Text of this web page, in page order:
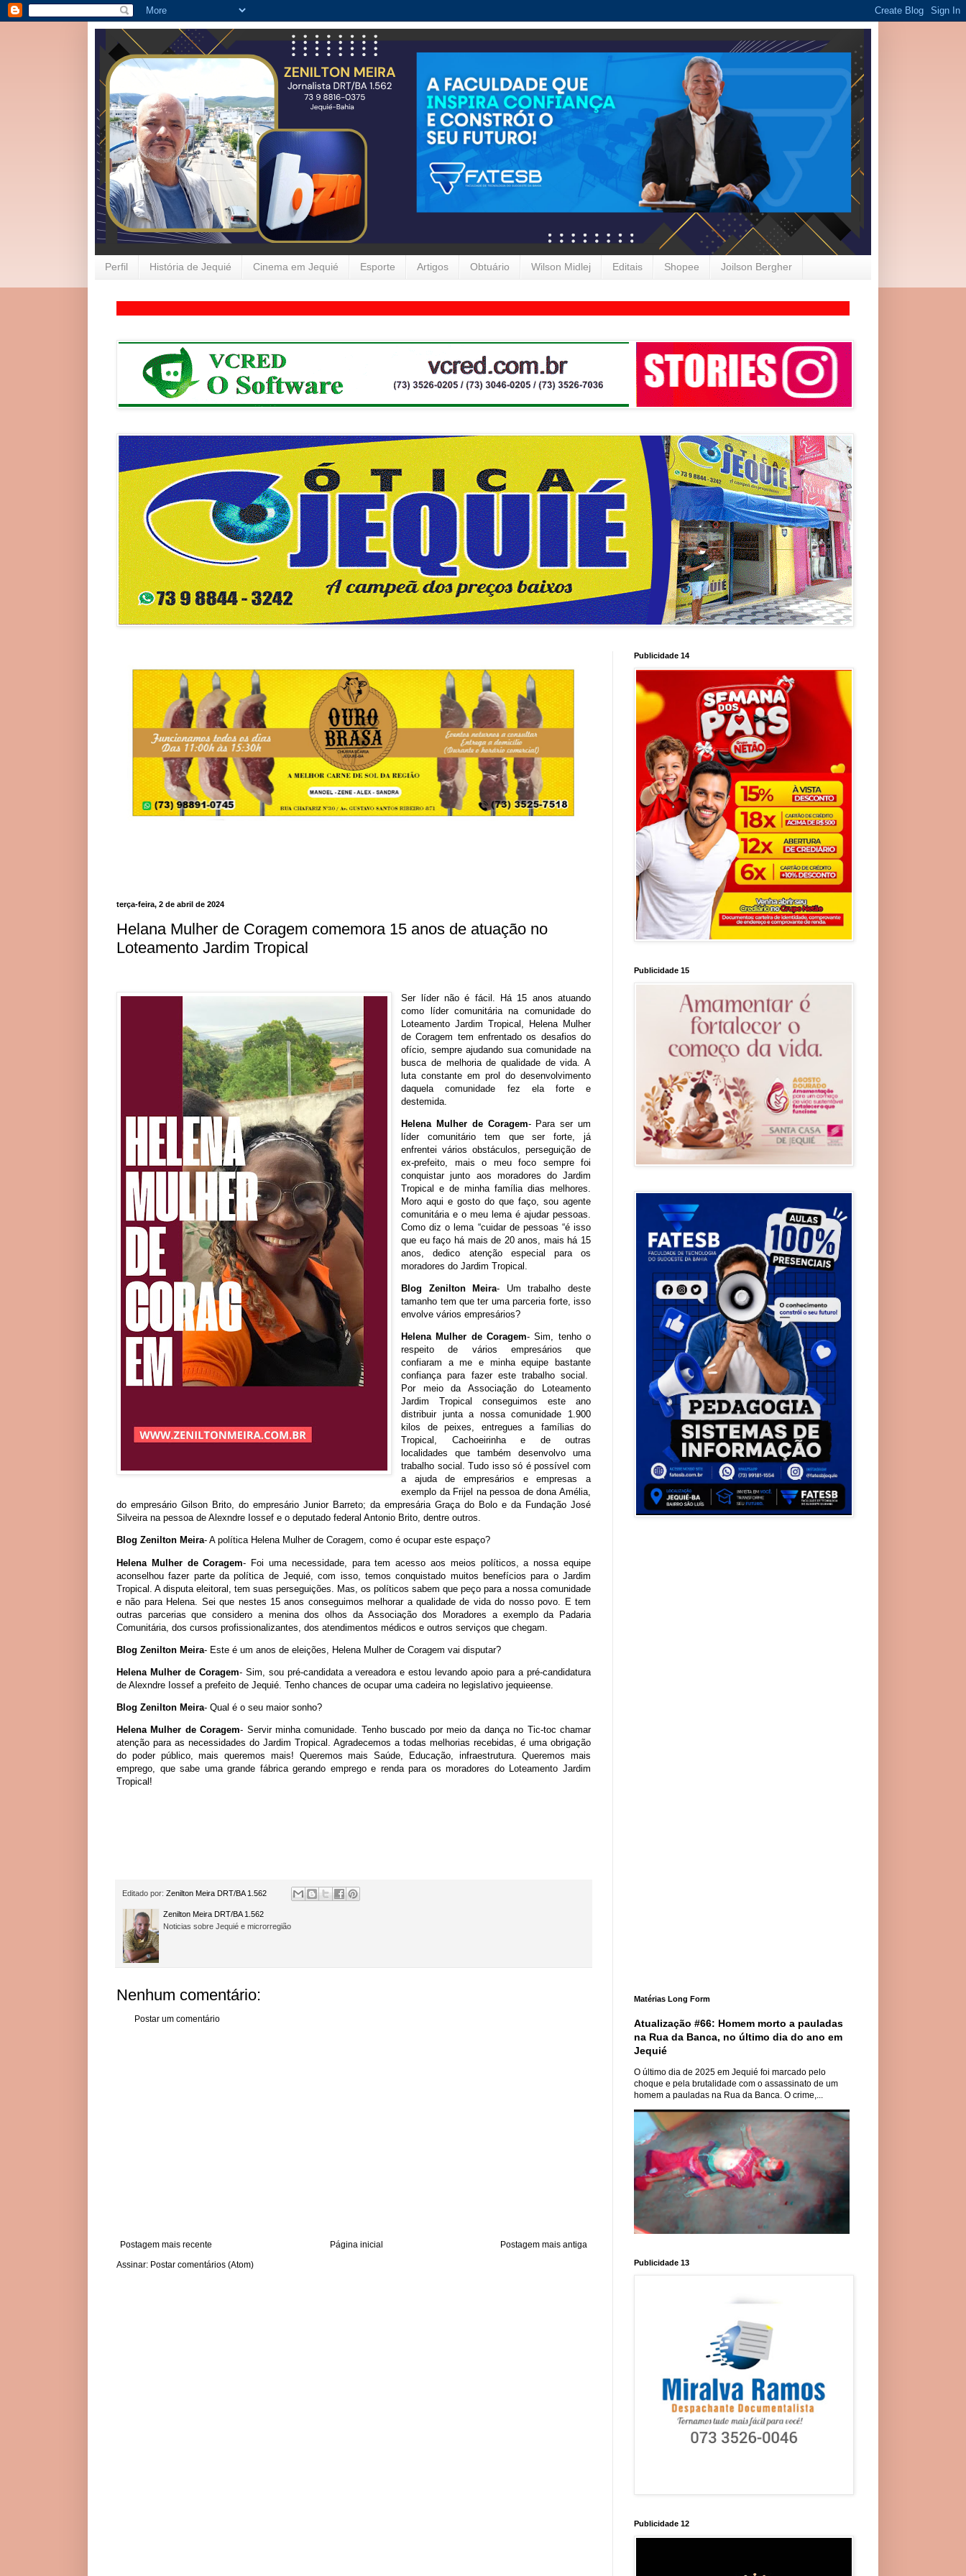
Perfil História de Jequié Cinema em Jequié Esporte Artigos Obtuário Wilson Midlej Editais Shopee Joilson Bergher
terça-feira, 2 de abril de 2024
Helana Mulher de Coragem comemora 15 anos de atuação no
Loteamento Jardim Tropical
Ser líder não é fácil. Há 15 anos atuando
como líder comunitária na comunidade do
Loteamento Jardim Tropical, Helena Mulher
de Coragem tem enfrentado os desafios do
ofício, sempre ajudando sua comunidade na
busca de melhoria de qualidade de vida. A
luta constante em prol do desenvolvimento
daquela comunidade fez ela forte e
destemida.
Helena Mulher de Coragem- Para ser um
líder comunitário tem que ser forte, já
enfrentei vários obstáculos, perseguição de
ex-prefeito, mais o meu foco sempre foi
conquistar junto aos moradores do Jardim
Tropical e de minha família dias melhores.
Moro aqui e gosto do que faço, sou agente
comunitária e o meu lema é ajudar pessoas.
Como diz o lema “cuidar de pessoas “é isso
que eu faço há mais de 20 anos, mais há 15
anos, dedico atenção especial para os
moradores do Jardim Tropical.
Blog Zenilton Meira- Um trabalho deste
tamanho tem que ter uma parceria forte, isso
envolve vários empresários?
Helena Mulher de Coragem- Sim, tenho o
respeito de vários empresários que
confiaram a me e minha equipe bastante
confiança para fazer este trabalho social.
Por meio da Associação do Loteamento
Jardim Tropical conseguimos este ano
distribuir junta a nossa comunidade 1.900
kilos de peixes, entregues a famílias do
Tropical, Cachoeirinha e de outras
localidades que também desenvolvo uma
trabalho social. Tudo isso só é possível com
a ajuda de empresários e empresas a
exemplo da Frijel na pessoa de dona Amélia,
do empresário Gilson Brito, do empresário Junior Barreto; da empresária Graça do Bolo e da Fundação José
Silveira na pessoa de Alexndre Iossef e o deputado federal Antonio Brito, dentre outros.
Blog Zenilton Meira- A política Helena Mulher de Coragem, como é ocupar este espaço?
Helena Mulher de Coragem- Foi uma necessidade, para tem acesso aos meios políticos, a nossa equipe
aconselhou fazer parte da política de Jequié, com isso, temos conquistado muitos benefícios para o Jardim
Tropical. A disputa eleitoral, tem suas perseguições. Mas, os políticos sabem que peço para a nossa comunidade
e não para Helena. Sei que nestes 15 anos conseguimos melhorar a qualidade de vida do nosso povo. E tem
outras parcerias que considero a menina dos olhos da Associação dos Moradores a exemplo da Padaria
Comunitária, dos cursos profissionalizantes, dos atendimentos médicos e outros serviços que chegam.
Blog Zenilton Meira- Este é um anos de eleições, Helena Mulher de Coragem vai disputar?
Helena Mulher de Coragem- Sim, sou pré-candidata a vereadora e estou levando apoio para a pré-candidatura
de Alexndre Iossef a prefeito de Jequié. Tenho chances de ocupar uma cadeira no legislativo jequieense.
Blog Zenilton Meira- Qual é o seu maior sonho?
Helena Mulher de Coragem- Servir minha comunidade. Tenho buscado por meio da dança no Tic-toc chamar
atenção para as necessidades do Jardim Tropical. Agradecemos a todas melhorias recebidas, é uma obrigação
do poder público, mais queremos mais! Queremos mais Saúde, Educação, infraestrutura. Queremos mais
emprego, que sabe uma grande fábrica gerando emprego e renda para os moradores do Loteamento Jardim
Tropical!
Editado por: Zenilton Meira DRT/BA 1.562
Zenilton Meira DRT/BA 1.562
Noticias sobre Jequié e microrregião
Nenhum comentário:
Postar um comentário
Postagem mais recente Postagem mais antiga
Página inicial
Assinar: Postar comentários (Atom)
Publicidade 14
Publicidade 15
Matérias Long Form
Atualização #66: Homem morto a pauladas
na Rua da Banca, no último dia do ano em
Jequié
O último dia de 2025 em Jequié foi marcado pelo
choque e pela brutalidade com o assassinato de um
homem a pauladas na Rua da Banca. O crime,...
Publicidade 13
Publicidade 12